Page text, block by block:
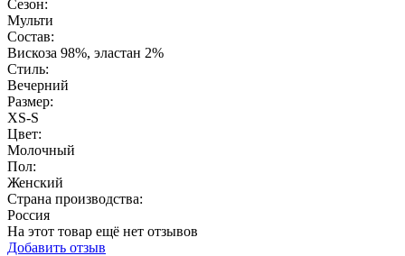
Сезон:
Мульти
Состав:
Вискоза 98%, эластан 2%
Стиль:
Вечерний
Размер:
XS-S
Цвет:
Молочный
Пол:
Женский
Страна производства:
Россия
На этот товар ещё нет отзывов
Добавить отзыв